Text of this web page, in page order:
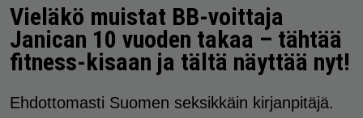
Vieläkö muistat BB-voittaja
Janican 10 vuoden takaa – tähtää
fitness-kisaan ja tältä näyttää nyt!
Ehdottomasti Suomen seksikkäin kirjanpitäjä.